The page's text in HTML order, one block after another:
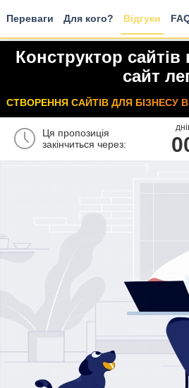
Переваги Для кого? Відгуки
Конструктор сайтів
сайт
СТВОРЕННЯ САЙТІВ ДЛЯ БІЗНЕСУ
Ця пропозиція
закінчиться через: